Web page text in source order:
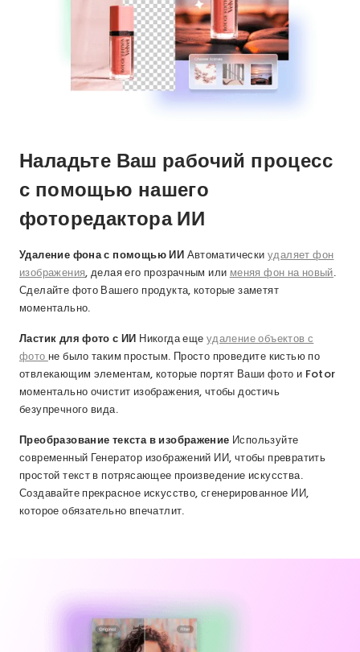
Наладьте Ваш рабочий процесс
с помощью нашего
фоторедактора ИИ
Удаление фона с помощью ИИ Автоматически удаляет фон
изображения, делая его прозрачным или меняя фон на новый.
Сделайте фото Вашего продукта, которые заметят
моментально.
Ластик для фото с ИИ Никогда еще удаление объектов с
фото не было таким простым. Просто проведите кистью по
отвлекающим элементам, которые портят Ваши фото и Fotor
моментально очистит изображения, чтобы достичь
безупречного вида.
Преобразование текста в изображение Используйте
современный Генератор изображений ИИ, чтобы превратить
простой текст в потрясающее произведение искусства.
Создавайте прекрасное искусство, сгенерированное ИИ,
которое обязательно впечатлит.